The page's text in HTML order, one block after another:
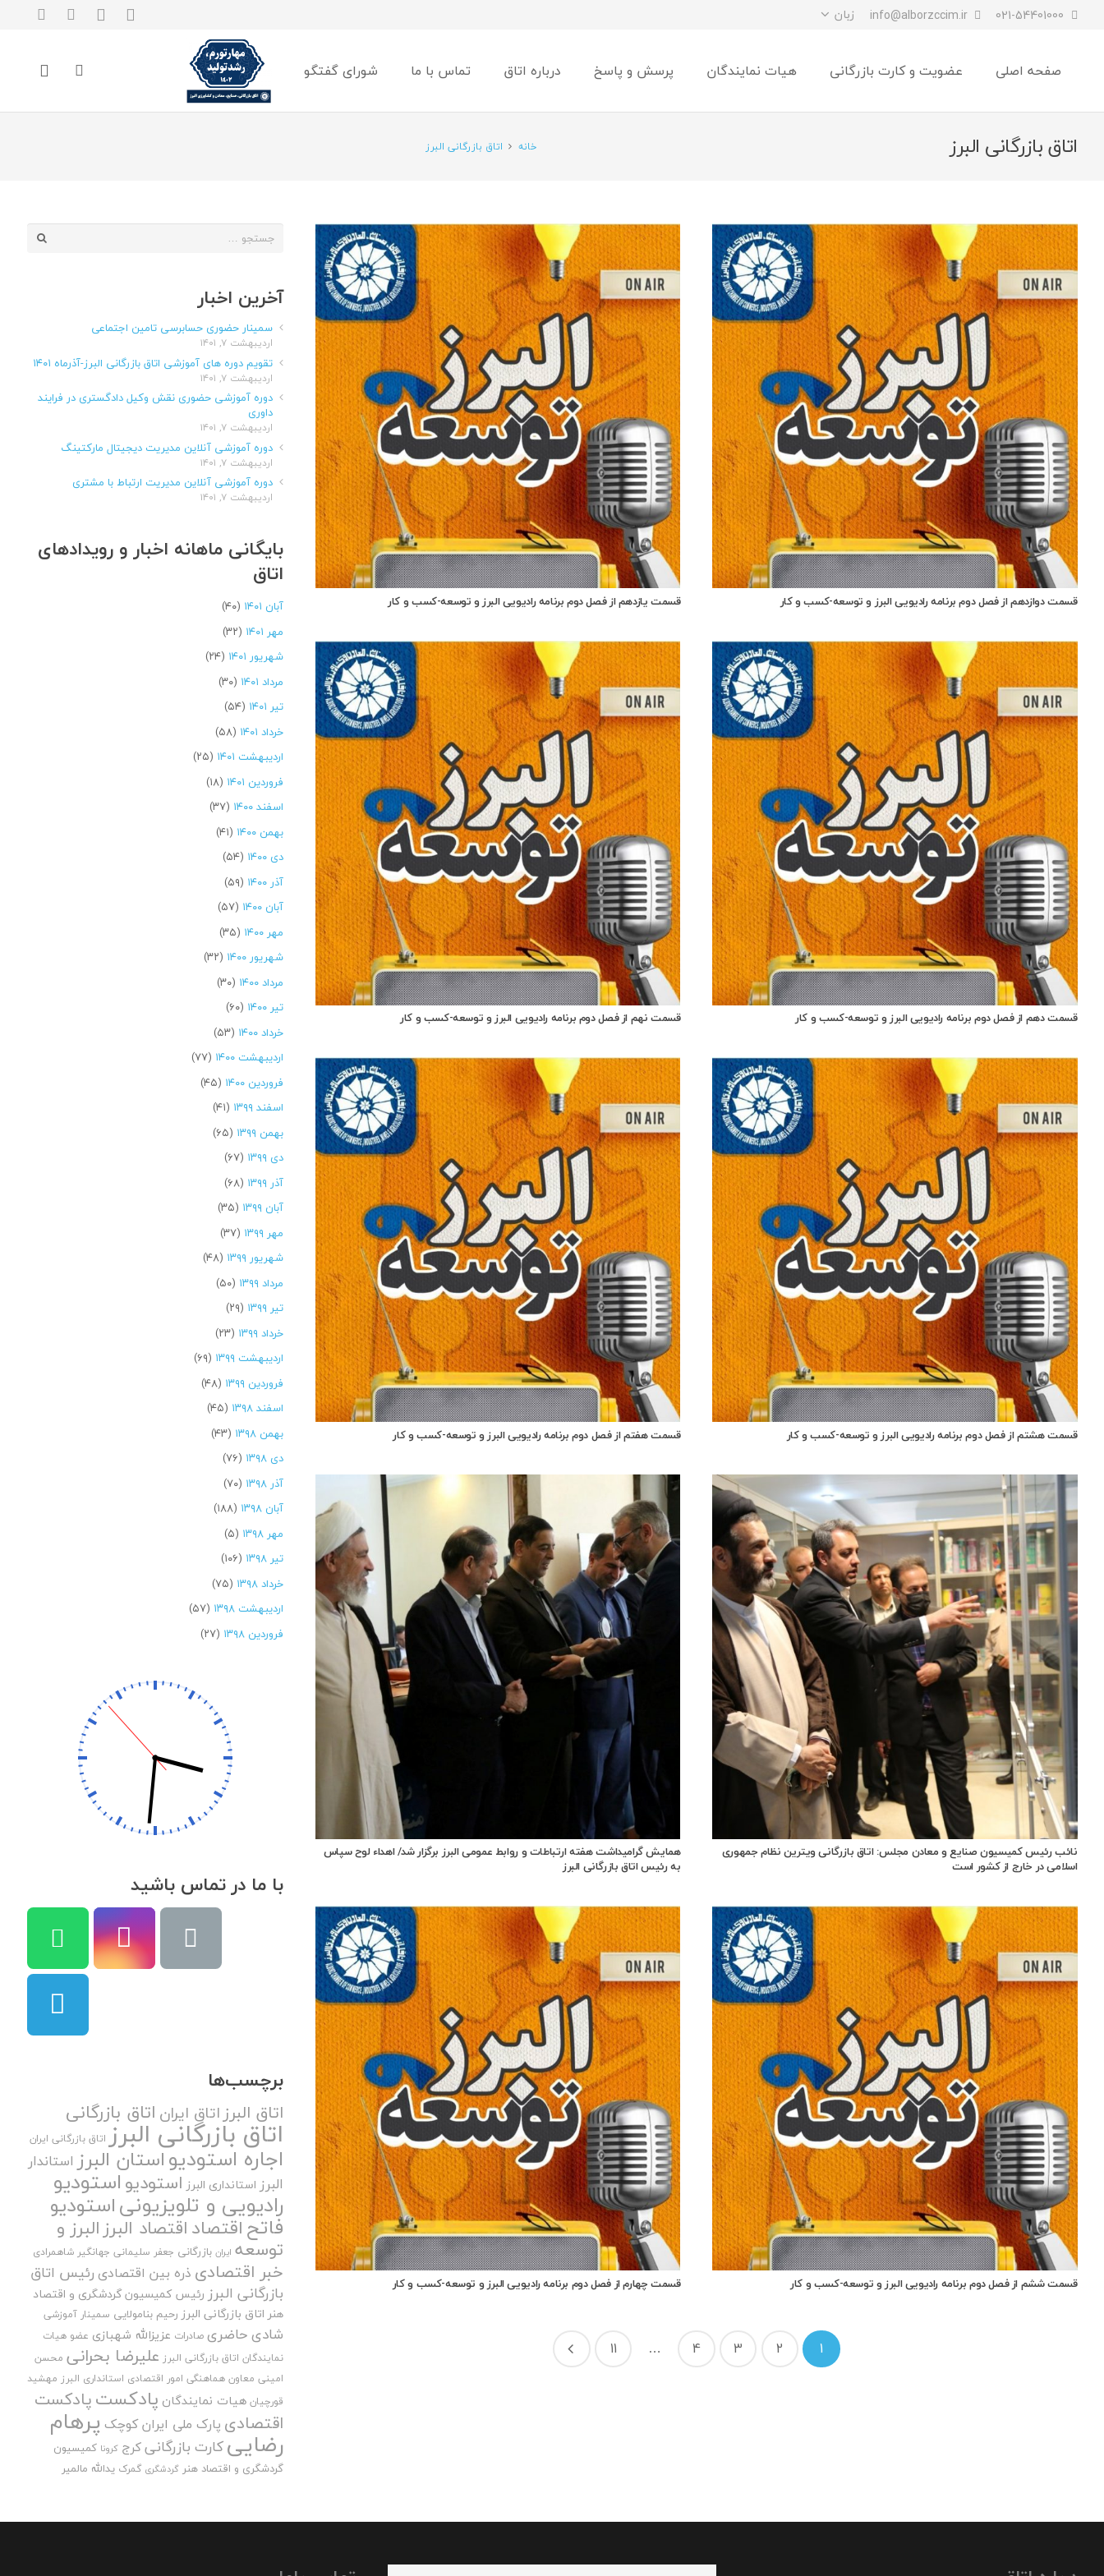
021-54401000
info@alborzccim.ir زبان
صفحه اصلی عضویت و کارت بازرگانی هیات نمایندگان پرسش و پاسخ درباره اتاق تماس با ما شورای گفتگو
اتاق بازرگانی البرز خانه اتاق بازرگانی البرز
قسمت دوازدهم از فصل دوم برنامه رادیویی البرز و توسعه-کسب و کار قسمت یازدهم از فصل دوم برنامه رادیویی البرز و توسعه-کسب و کار
قسمت دهم از فصل دوم برنامه رادیویی البرز و توسعه-کسب و کار قسمت نهم از فصل دوم برنامه رادیویی البرز و توسعه-کسب و کار
قسمت هشتم از فصل دوم برنامه رادیویی البرز و توسعه-کسب و کار قسمت هفتم از فصل دوم برنامه رادیویی البرز و توسعه-کسب و کار
نائب رئیس کمیسیون صنایع و معادن مجلس: اتاق بازرگانی ویترین نظام جمهوری
اسلامی در خارج از کشور است
همایش گرامیداشت هفته ارتباطات و روابط عمومی البرز برگزار شد/ اهداء لوح سپاس
به رئیس اتاق بازرگانی البرز
قسمت ششم از فصل دوم برنامه رادیویی البرز و توسعه-کسب و کار قسمت چهارم از فصل دوم برنامه رادیویی البرز و توسعه-کسب و کار
1
2
3
4
…
11
جستجو
آخرین اخبار
سمینار حضوری حسابرسی تامین اجتماعی
اردیبهشت ۷, ۱۴۰۱
تقویم دوره های آموزشی اتاق بازرگانی البرز-آذرماه ۱۴۰۱
اردیبهشت ۷, ۱۴۰۱
دوره آموزشی حضوری نقش وکیل دادگستری در فرایند
داوری
اردیبهشت ۷, ۱۴۰۱
دوره آموزشی آنلاین مدیریت دیجیتال مارکتینگ
اردیبهشت ۷, ۱۴۰۱
دوره آموزشی آنلاین مدیریت ارتباط با مشتری
اردیبهشت ۷, ۱۴۰۱
بایگانی ماهانه اخبار و رویدادهای
اتاق
آبان ۱۴۰۱
(۴۰)
مهر ۱۴۰۱
(۳۲)
شهریور ۱۴۰۱
(۲۴)
مرداد ۱۴۰۱
(۳۰)
تیر ۱۴۰۱
(۵۴)
خرداد ۱۴۰۱
(۵۸)
اردیبهشت ۱۴۰۱
(۲۵)
فروردین ۱۴۰۱
(۱۸)
اسفند ۱۴۰۰
(۳۷)
بهمن ۱۴۰۰
(۴۱)
دی ۱۴۰۰
(۵۴)
آذر ۱۴۰۰
(۵۹)
آبان ۱۴۰۰
(۵۷)
مهر ۱۴۰۰
(۳۵)
شهریور ۱۴۰۰
(۳۲)
مرداد ۱۴۰۰
(۳۰)
تیر ۱۴۰۰
(۶۰)
خرداد ۱۴۰۰
(۵۳)
اردیبهشت ۱۴۰۰
(۷۷)
فروردین ۱۴۰۰
(۴۵)
اسفند ۱۳۹۹
(۴۱)
بهمن ۱۳۹۹
(۶۵)
دی ۱۳۹۹
(۶۷)
آذر ۱۳۹۹
(۶۸)
آبان ۱۳۹۹
(۳۵)
مهر ۱۳۹۹
(۳۷)
شهریور ۱۳۹۹
(۴۸)
مرداد ۱۳۹۹
(۵۰)
تیر ۱۳۹۹
(۲۹)
خرداد ۱۳۹۹
(۲۳)
اردیبهشت ۱۳۹۹
(۶۹)
فروردین ۱۳۹۹
(۴۸)
اسفند ۱۳۹۸
(۴۵)
بهمن ۱۳۹۸
(۴۳)
دی ۱۳۹۸
(۷۶)
آذر ۱۳۹۸
(۷۰)
آبان ۱۳۹۸
(۱۸۸)
مهر ۱۳۹۸
(۵)
تیر ۱۳۹۸
(۱۰۶)
خرداد ۱۳۹۸
(۷۵)
اردیبهشت ۱۳۹۸
(۵۷)
فروردین ۱۳۹۸
(۲۷)
با ما در تماس باشید
برچسب‌ها
اتاق البرزاتاق ایران اتاق بازرگانی
اتاق بازرگانی البرز اتاق بازرگانی ایران
اجاره استودیواستان البرز استاندار
البرز استانداری البرز استودیواستودیو
رادیویی و تلویزیونیاستودیو
فاتحاقتصاداقتصاد البرزالبرز و
توسعه ایران بازرگانی جعفر سلیمانی جهانگیر شاهمرادی
خبر اقتصادی ذره بین اقتصادی رئیس اتاق
بازرگانی البرز رئیس کمیسیون گردشگری و اقتصاد
هنر اتاق بازرگانی البرز رحیم بنامولایی سمینار آموزشی
شادی حاضری صادرات عزیزالله شهبازی عضو هیات
نمایندگان اتاق بازرگانی البرز علیرضا بحرانی محسن
امینی معاون هماهنگی امور اقتصادی استانداری البرز مهشید
قورچیان هیات نمایندگان پادکستپادکست
اقتصادی پارک ملی ایران کوچک پرهام
رضاییکارت بازرگانیکرج کرونا کمیسیون
گردشگری و اقتصاد هنر گردشگری گمرک یدالله مالمیر